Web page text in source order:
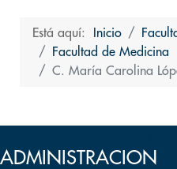
Está aquí: Inicio
Facultad de Medicina
C. María Carolina
ADMINISTRACION